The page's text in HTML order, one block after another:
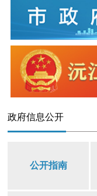
政府信息公开
公开指南